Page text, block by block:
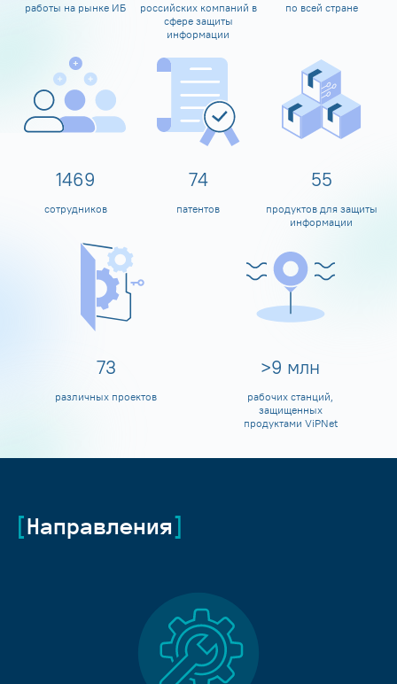
работы на рынке ИБ
российских компаний в
сфере защиты
информации
по всей стране
1599
сотрудников
80
патентов
60
продуктов для защиты
информации
80
различных проектов
>10 млн
рабочих станций,
защищенных
продуктами ViPNet
Направления